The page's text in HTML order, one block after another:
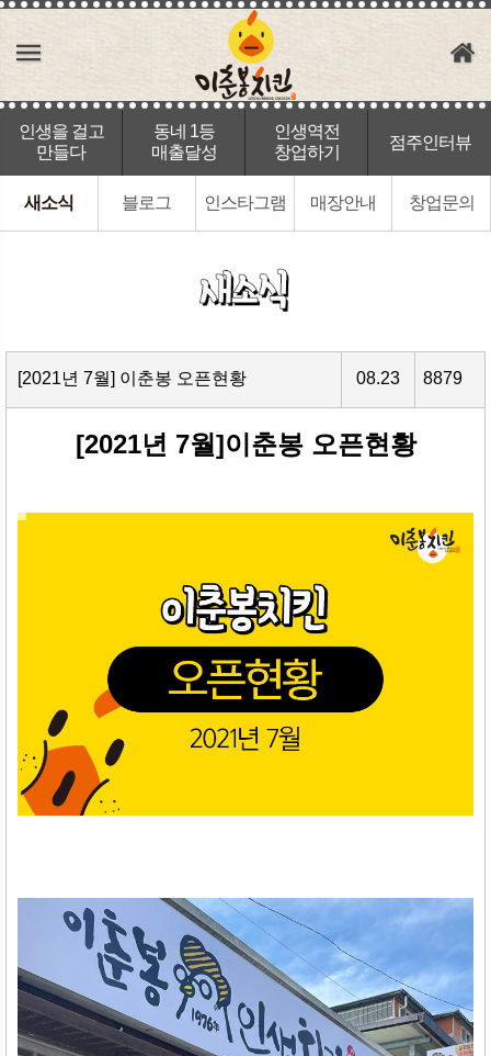
인생을 걸고
만들다
동네 1등
매출달성
인생역전
창업하기
점주인터뷰
새소식 블로그 인스타그램 매장안내 창업문의
[2021년 7월] 이춘봉 오픈현황 08.23 8879
[2021년 7월]이춘봉 오픈현황